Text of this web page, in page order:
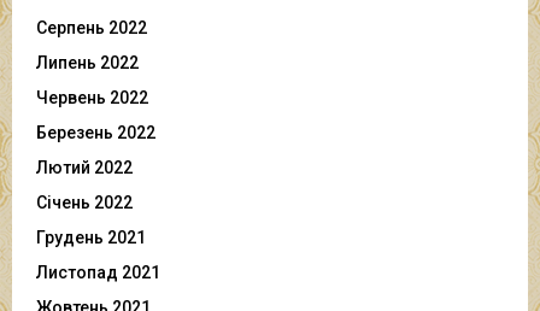
Серпень 2022
Липень 2022
Червень 2022
Березень 2022
Лютий 2022
Січень 2022
Грудень 2021
Листопад 2021
Жовтень 2021